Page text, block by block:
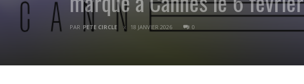
PAR PETE CIRCLE 18 JANVIER 2026 0